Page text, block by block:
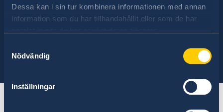
Dessa kan i sin tur kombinera informationen med annan
information som du har tillhandahållit eller som de har
Nödvändig
Inställningar
Trouvez ici l'ambassade recherche
ambassade